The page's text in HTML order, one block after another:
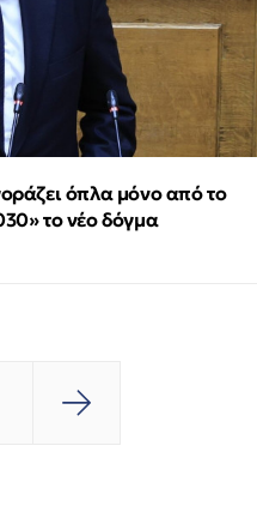
όπλα μόνο από το
το νέο δόγμα